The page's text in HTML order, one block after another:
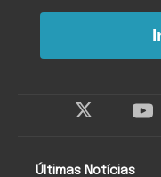
Últimas Notícias